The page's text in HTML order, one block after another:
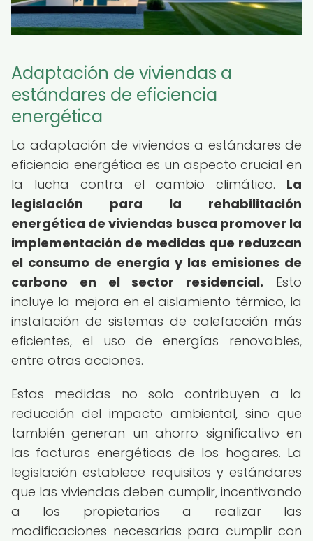
Adaptación de viviendas a
estándares de eficiencia
energética
La adaptación de viviendas a estándares de
eficiencia energética es un aspecto crucial en
la lucha contra el cambio climático. La
legislación para la rehabilitación
energética de viviendas busca promover la
implementación de medidas que reduzcan
el consumo de energía y las emisiones de
carbono en el sector residencial. Esto
incluye la mejora en el aislamiento térmico, la
instalación de sistemas de calefacción más
eficientes, el uso de energías renovables,
entre otras acciones.
Estas medidas no solo contribuyen a la
reducción del impacto ambiental, sino que
también generan un ahorro significativo en
las facturas energéticas de los hogares. La
legislación establece requisitos y estándares
que las viviendas deben cumplir, incentivando
a los propietarios a realizar las
modificaciones necesarias para cumplir con